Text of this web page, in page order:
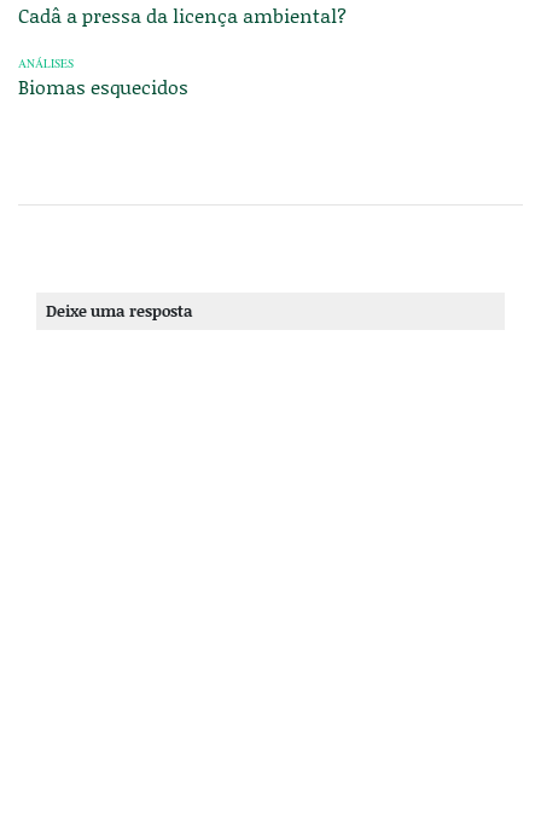
Cadâ a pressa da licença ambiental?
ANÁLISES
Biomas esquecidos
Deixe uma resposta